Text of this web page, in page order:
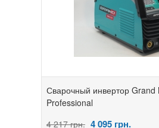
Сварочный инвертор Grand
Professional
4 217 грн. 4 095 грн.